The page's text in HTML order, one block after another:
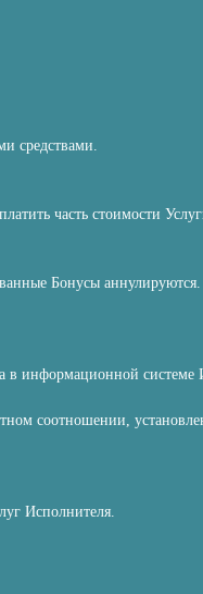
средствами.
часть стоимости
Бонусы аннулируются.
информационной системе
соотношении,
Исполнителя.